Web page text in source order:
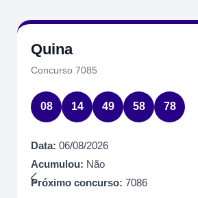
Quina
Concurso 7085
08 14 49 58 78
Data: 06/08/2026
Acumulou: Não
Próximo concurso: 7086